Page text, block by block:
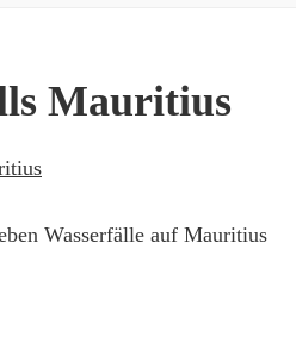
Mauritius
Wasserfälle auf Mauritius